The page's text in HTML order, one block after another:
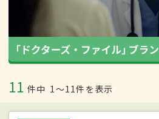
11 件中 1〜11件を表示